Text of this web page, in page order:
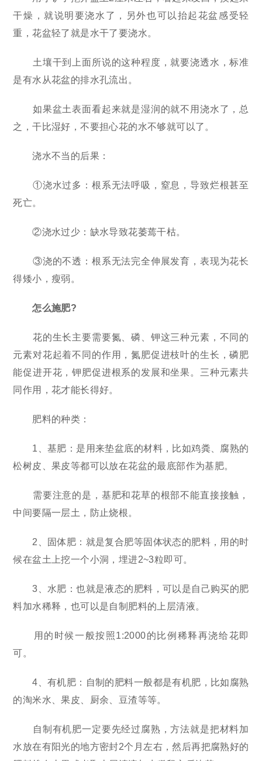
干燥，就说明要浇水了，另外也可以抬起花盆感受轻
重，花盆轻了就是水干了要浇水。
土壤干到上面所说的这种程度，就要浇透水，标准
是有水从花盆的排水孔流出。
如果盆土表面看起来就是湿润的就不用浇水了，总
之，干比湿好，不要担心花的水不够就可以了。
浇水不当的后果：
①浇水过多：根系无法呼吸，窒息，导致烂根甚至
死亡。
②浇水过少：缺水导致花萎蔫干枯。
③浇的不透：根系无法完全伸展发育，表现为花长
得矮小，瘦弱。
怎么施肥?
花的生长主要需要氮、磷、钾这三种元素，不同的
元素对花起着不同的作用，氮肥促进枝叶的生长，磷肥
能促进开花，钾肥促进根系的发展和坐果。三种元素共
同作用，花才能长得好。
肥料的种类：
1、基肥：是用来垫盆底的材料，比如鸡粪、腐熟的
松树皮、果皮等都可以放在花盆的最底部作为基肥。
需要注意的是，基肥和花草的根部不能直接接触，
中间要隔一层土，防止烧根。
2、固体肥：就是复合肥等固体状态的肥料，用的时
候在盆土上挖一个小洞，埋进2~3粒即可。
3、水肥：也就是液态的肥料，可以是自己购买的肥
料加水稀释，也可以是自制肥料的上层清液。
用的时候一般按照1:2000的比例稀释再浇给花即
可。
4、有机肥：自制的肥料一般都是有机肥，比如腐熟
的淘米水、果皮、厨余、豆渣等等。
自制有机肥一定要先经过腐熟，方法就是把材料加
水放在有阳光的地方密封2个月左右，然后再把腐熟好的